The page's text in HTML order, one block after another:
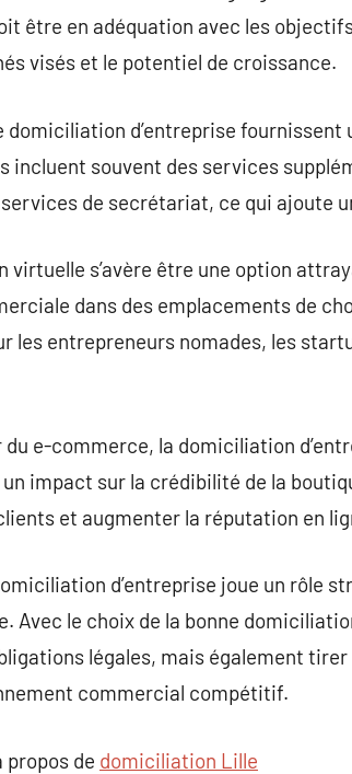
être en adéquation avec les
visés et le potentiel de croissance.
domiciliation d’entreprise
incluent souvent des services
de secrétariat, ce qui ajoute
virtuelle s’avère être une option
dans des emplacements de
les entrepreneurs nomades, les
du e-commerce, la domiciliation
impact sur la crédibilité de la
et augmenter la réputation en
d’entreprise joue un rôle
Avec le choix de la bonne
légales, mais également
commercial compétitif.
propos de domiciliation Lille